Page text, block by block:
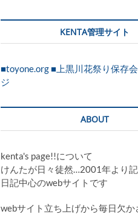
KENTA管理サイト
■toyone.org ■上黒川花祭り保存会
ジ
ABOUT
kenta's page!!について
けんたが日々徒然…2001年より
日記中心のwebサイトです
webサイト立ち上げから毎日欠か